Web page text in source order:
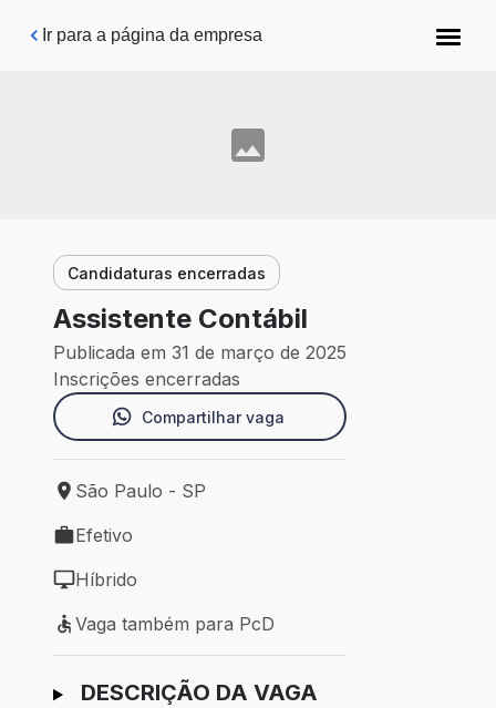
Pular para o conteúdo principal
Ir para a página da empresa
Candidaturas encerradas
Assistente Contábil
Publicada em 31 de março de 2025
Inscrições encerradas
Compartilhar vaga
Local de trabalho: São Paulo - SP
São Paulo - SP
Tipo de vaga: Efetivo
Efetivo
Modelo de trabalho: Híbrido
Híbrido
Vaga também para PcD
Vaga também para PcD
Ir para candidatura
DESCRIÇÃO DA VAGA